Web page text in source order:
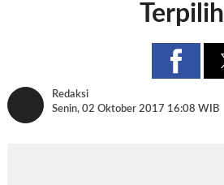
Terpilih
Redaksi
Senin, 02 Oktober 2017 16:08 WIB